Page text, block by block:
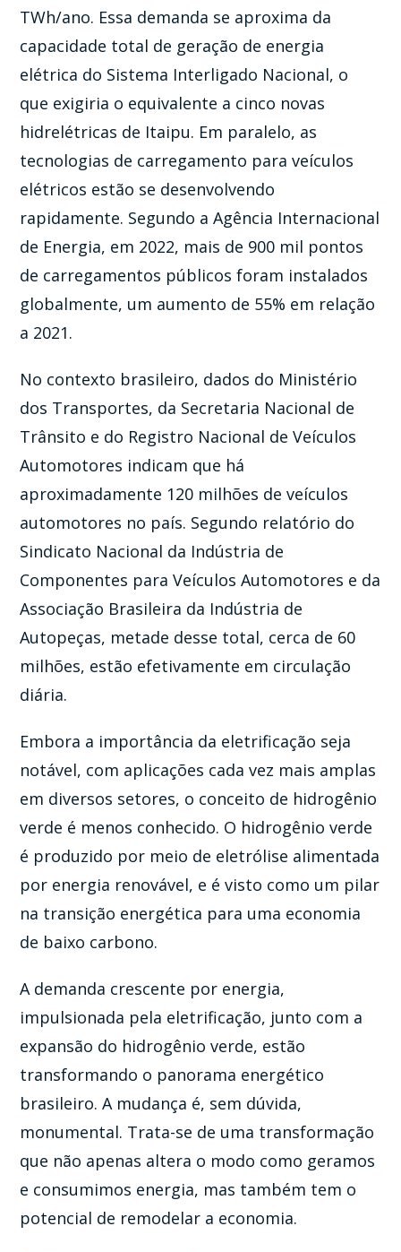
TWh/ano. Essa demanda se aproxima da
capacidade total de geração de energia
elétrica do Sistema Interligado Nacional, o
que exigiria o equivalente a cinco novas
hidrelétricas de Itaipu. Em paralelo, as
tecnologias de carregamento para veículos
elétricos estão se desenvolvendo
rapidamente. Segundo a Agência Internacional
de Energia, em 2022, mais de 900 mil pontos
de carregamentos públicos foram instalados
globalmente, um aumento de 55% em relação
a 2021.
No contexto brasileiro, dados do Ministério
dos Transportes, da Secretaria Nacional de
Trânsito e do Registro Nacional de Veículos
Automotores indicam que há
aproximadamente 120 milhões de veículos
automotores no país. Segundo relatório do
Sindicato Nacional da Indústria de
Componentes para Veículos Automotores e da
Associação Brasileira da Indústria de
Autopeças, metade desse total, cerca de 60
milhões, estão efetivamente em circulação
diária.
Embora a importância da eletrificação seja
notável, com aplicações cada vez mais amplas
em diversos setores, o conceito de hidrogênio
verde é menos conhecido. O hidrogênio verde
é produzido por meio de eletrólise alimentada
por energia renovável, e é visto como um pilar
na transição energética para uma economia
de baixo carbono.
A demanda crescente por energia,
impulsionada pela eletrificação, junto com a
expansão do hidrogênio verde, estão
transformando o panorama energético
brasileiro. A mudança é, sem dúvida,
monumental. Trata-se de uma transformação
que não apenas altera o modo como geramos
e consumimos energia, mas também tem o
potencial de remodelar a economia.